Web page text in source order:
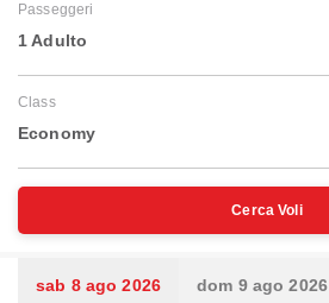
Passeggeri
1 Adulto
Class
Economy
Cerca Voli
sab 8 ago 2026 dom 9 ago 2026